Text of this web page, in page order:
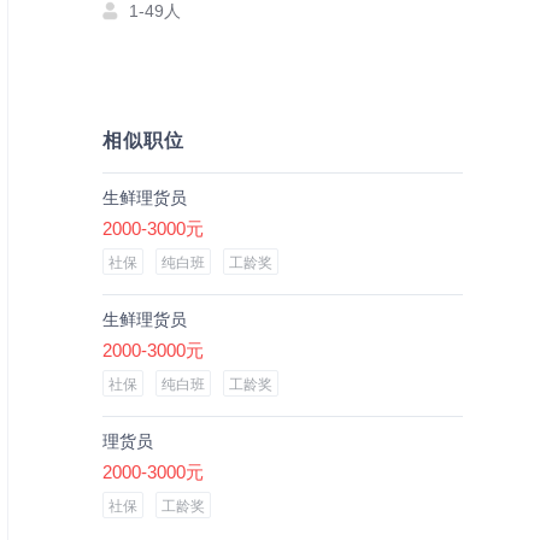
1-49人
相似职位
生鲜理货员
2000-3000元
社保 纯白班 工龄奖
生鲜理货员
2000-3000元
社保 纯白班 工龄奖
理货员
2000-3000元
社保 工龄奖